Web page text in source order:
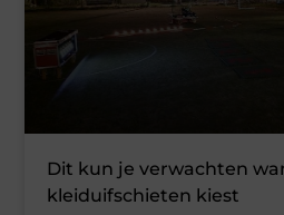
Dit kun je verwachten
kleiduifschieten kiest